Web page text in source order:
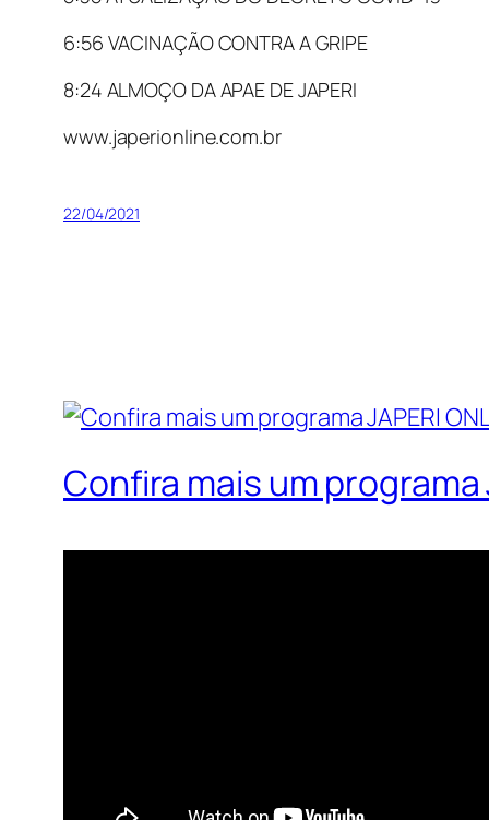
6:56 VACINAÇÃO CONTRA A GRIPE
8:24 ALMOÇO DA APAE DE JAPERI
www.japerionline.com.br
22/04/2021
Confira mais um programa